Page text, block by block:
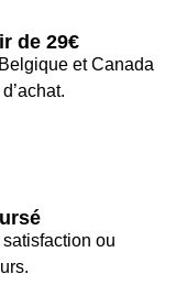
de 29€
et Canada
ou